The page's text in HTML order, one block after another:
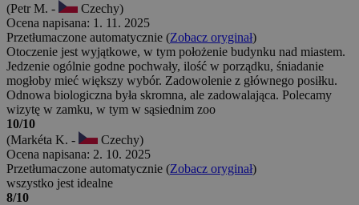
(Petr M. -
Czechy)
Ocena napisana: 1. 11. 2025
Przetłumaczone automatycznie (Zobacz oryginał)
Otoczenie jest wyjątkowe, w tym położenie budynku nad miastem.
Jedzenie ogólnie godne pochwały, ilość w porządku, śniadanie
mogłoby mieć większy wybór. Zadowolenie z głównego posiłku.
Odnowa biologiczna była skromna, ale zadowalająca. Polecamy
wizytę w zamku, w tym w sąsiednim zoo
10/10
(Markéta K. -
Czechy)
Ocena napisana: 2. 10. 2025
Przetłumaczone automatycznie (Zobacz oryginał)
wszystko jest idealne
8/10